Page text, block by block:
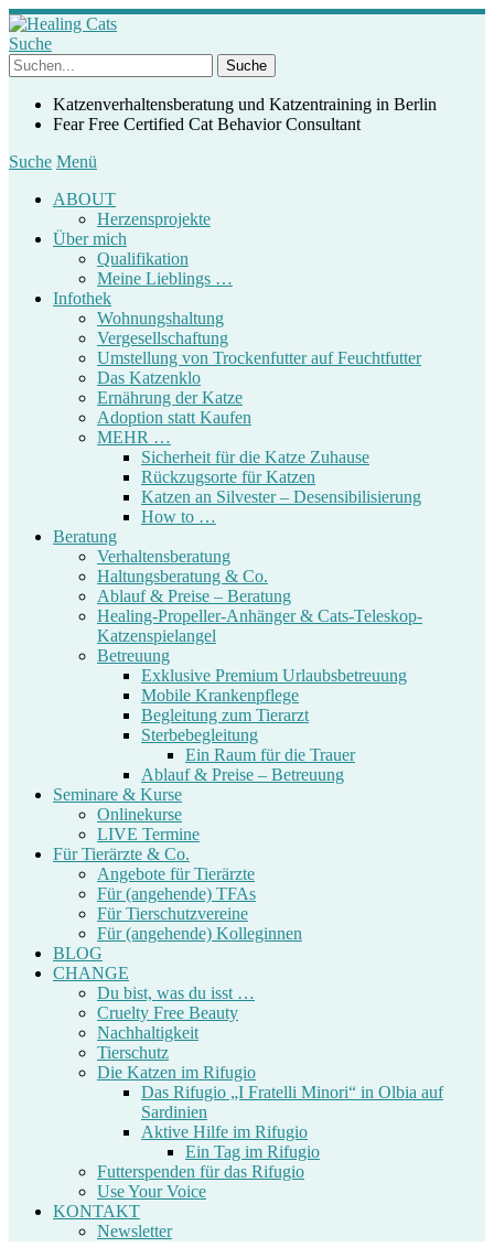
Suche
Katzenverhaltensberatung und Katzentraining in Berlin
Fear Free Certified Cat Behavior Consultant
Suche Menü
ABOUT
Herzensprojekte
Über mich
Qualifikation
Meine Lieblings …
Infothek
Wohnungshaltung
Vergesellschaftung
Umstellung von Trockenfutter auf Feuchtfutter
Das Katzenklo
Ernährung der Katze
Adoption statt Kaufen
MEHR …
Sicherheit für die Katze Zuhause
Rückzugsorte für Katzen
Katzen an Silvester – Desensibilisierung
How to …
Beratung
Verhaltensberatung
Haltungsberatung & Co.
Ablauf & Preise – Beratung
Healing-Propeller-Anhänger & Cats-Teleskop-
Katzenspielangel
Betreuung
Exklusive Premium Urlaubsbetreuung
Mobile Krankenpflege
Begleitung zum Tierarzt
Sterbebegleitung
Ein Raum für die Trauer
Ablauf & Preise – Betreuung
Seminare & Kurse
Onlinekurse
LIVE Termine
Für Tierärzte & Co.
Angebote für Tierärzte
Für (angehende) TFAs
Für Tierschutzvereine
Für (angehende) Kolleginnen
BLOG
CHANGE
Du bist, was du isst …
Cruelty Free Beauty
Nachhaltigkeit
Tierschutz
Die Katzen im Rifugio
Das Rifugio „I Fratelli Minori“ in Olbia auf
Sardinien
Aktive Hilfe im Rifugio
Ein Tag im Rifugio
Futterspenden für das Rifugio
Use Your Voice
KONTAKT
Newsletter